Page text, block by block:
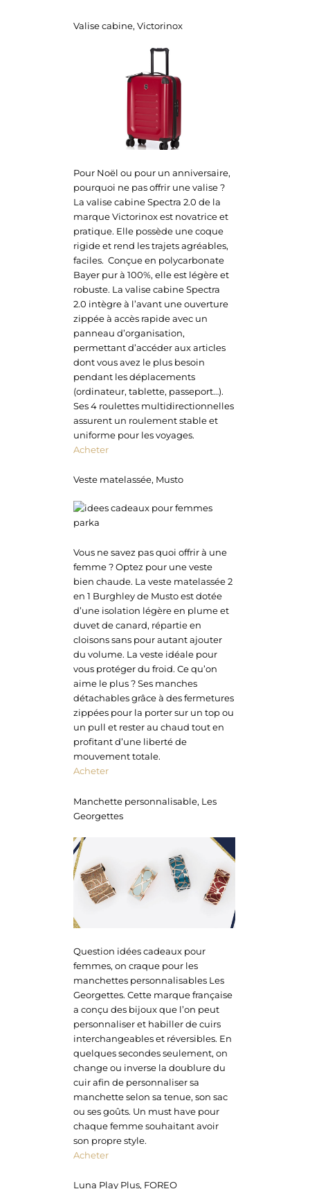
Valise cabine, Victorinox
Pour Noël ou pour un anniversaire,
pourquoi ne pas offrir une valise ?
La valise cabine Spectra 2.0 de la
marque Victorinox est novatrice et
pratique. Elle possède une coque
rigide et rend les trajets agréables,
faciles. Conçue en polycarbonate
Bayer pur à 100%, elle est légère et
robuste. La valise cabine Spectra
2.0 intègre à l’avant une ouverture
zippée à accès rapide avec un
panneau d’organisation,
permettant d’accéder aux articles
dont vous avez le plus besoin
pendant les déplacements
(ordinateur, tablette, passeport…).
Ses 4 roulettes multidirectionnelles
assurent un roulement stable et
uniforme pour les voyages.
Acheter
Veste matelassée, Musto
Vous ne savez pas quoi offrir à une
femme ? Optez pour une veste
bien chaude. La veste matelassée 2
en 1 Burghley de Musto est dotée
d’une isolation légère en plume et
duvet de canard, répartie en
cloisons sans pour autant ajouter
du volume. La veste idéale pour
vous protéger du froid. Ce qu’on
aime le plus ? Ses manches
détachables grâce à des fermetures
zippées pour la porter sur un top ou
un pull et rester au chaud tout en
profitant d’une liberté de
mouvement totale.
Acheter
Manchette personnalisable, Les
Georgettes
Question idées cadeaux pour
femmes, on craque pour les
manchettes personnalisables Les
Georgettes. Cette marque française
a conçu des bijoux que l’on peut
personnaliser et habiller de cuirs
interchangeables et réversibles. En
quelques secondes seulement, on
change ou inverse la doublure du
cuir afin de personnaliser sa
manchette selon sa tenue, son sac
ou ses goûts. Un must have pour
chaque femme souhaitant avoir
son propre style.
Acheter
Luna Play Plus, FOREO